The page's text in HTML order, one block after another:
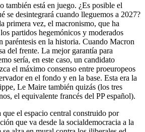
también está en juego. ¿Es posible el
se desintegrará cuando lleguemos a 2027?
primera vez, el macronismo, que ha
partidos hegemónicos y moderados
paréntesis en la historia. Cuando Macron
del frente. La mejor garantía para
sería, en este caso, un candidato
el máximo consenso entre proeuropeos
en el fondo y en la base. Esta era la
Le Maire también quizás (los tres
el equivalente francés del PP español).
el espacio central construido por
que va desde la socialdemocracia a la